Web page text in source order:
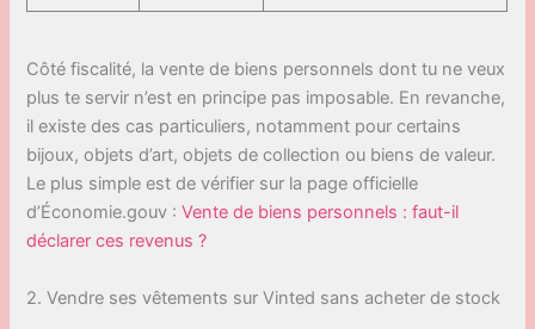
Côté fiscalité, la vente de biens personnels dont tu ne veux
plus te servir n’est en principe pas imposable. En revanche,
il existe des cas particuliers, notamment pour certains
bijoux, objets d’art, objets de collection ou biens de valeur.
Le plus simple est de vérifier sur la page officielle
d’Économie.gouv :Vente de biens personnels : faut-il
déclarer ces revenus ?
2. Vendre ses vêtements sur Vinted sans acheter de stock